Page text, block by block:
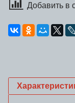
Добавить в